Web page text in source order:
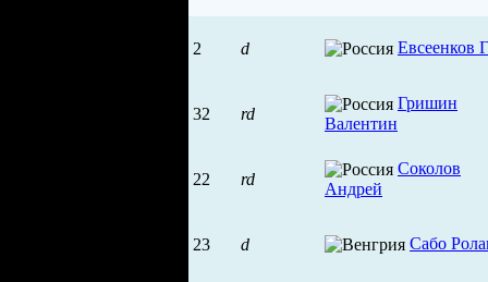
2 d Евсеенков
32 rd
Гришин
Валентин
22 rd
Соколов
Андрей
23 d Сабо